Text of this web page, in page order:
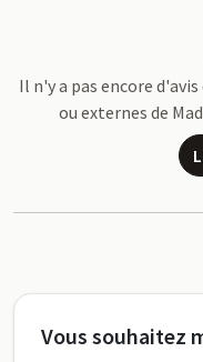
Il n'y a pas encore
ou externes de
Vous souhaitez